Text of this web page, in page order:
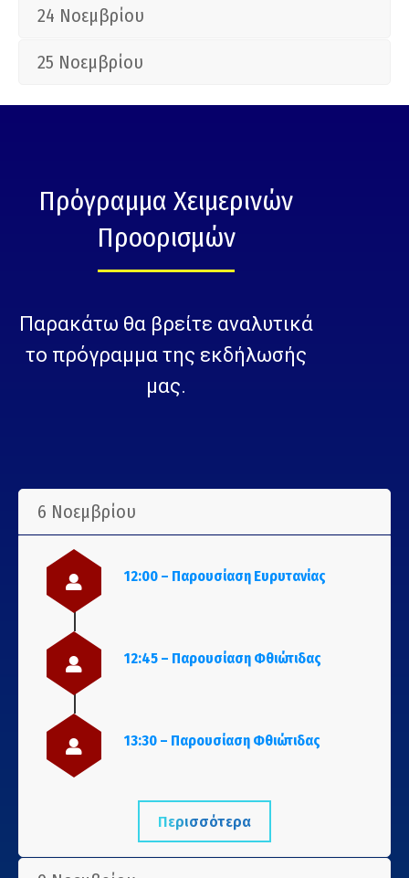
24 Νοεμβρίου
25 Νοεμβρίου
Πρόγραμμα Χειμερινών
Προορισμών
Παρακάτω θα βρείτε αναλυτικά
το πρόγραμμα της εκδήλωσής
μας.
6 Νοεμβρίου
12:00 – Παρουσίαση Ευρυτανίας
12:45 – Παρουσίαση Φθιώτιδας
13:30 – Παρουσίαση Φθιώτιδας
Περισσότερα